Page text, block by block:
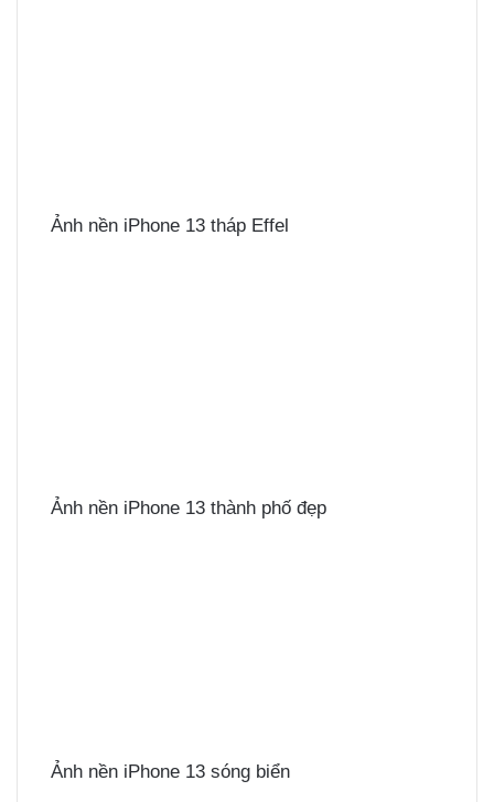
Ảnh nền iPhone 13 tháp Effel
Ảnh nền iPhone 13 thành phố đẹp
Ảnh nền iPhone 13 sóng biển